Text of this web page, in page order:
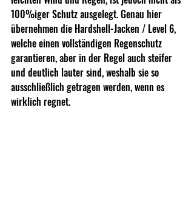
100%iger Schutz ausgelegt. Genau hier
übernehmen die Hardshell-Jacken / Level 6,
welche einen vollständigen Regenschutz
garantieren, aber in der Regel auch steifer
und deutlich lauter sind, weshalb sie so
ausschließlich getragen werden, wenn es
wirklich regnet.